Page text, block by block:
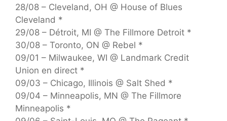
28/08 – Cleveland, OH @ House of Blues
Cleveland *
29/08 – Détroit, MI @ The Fillmore Detroit *
30/08 – Toronto, ON @ Rebel *
09/01 – Milwaukee, WI @ Landmark Credit
Union en direct *
09/03 – Chicago, Illinois @ Salt Shed *
09/04 – Minneapolis, MN @ The Fillmore
Minneapolis *